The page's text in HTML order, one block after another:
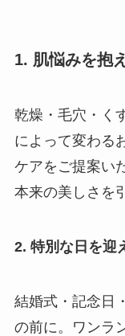
1. 肌悩みを抱
乾燥・毛穴・く
によって変わる
ケアをご提案い
本来の美しさを
2. 特別な日を迎
結婚式・記念日
の前に。ワンラ